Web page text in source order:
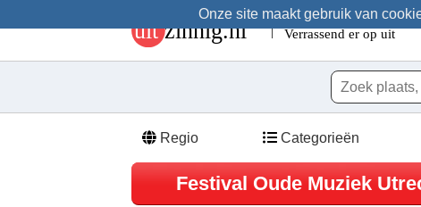
Onze site maakt gebruik van
Regio Categorieën
Festival Oude Muziek